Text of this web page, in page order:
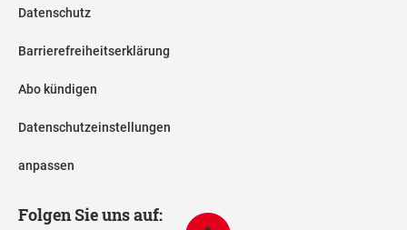
Datenschutz
Barrierefreiheitserklärung
Abo kündigen
Datenschutzeinstellungen
anpassen
Folgen Sie uns auf: